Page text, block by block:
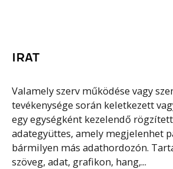
IRAT
Valamely szerv működése vagy
tevékenysége során keletkezett
egy egységként kezelendő
adategyüttes, amely megjelenhet
bármilyen más adathordozón.
szöveg, adat, grafikon, hang,...